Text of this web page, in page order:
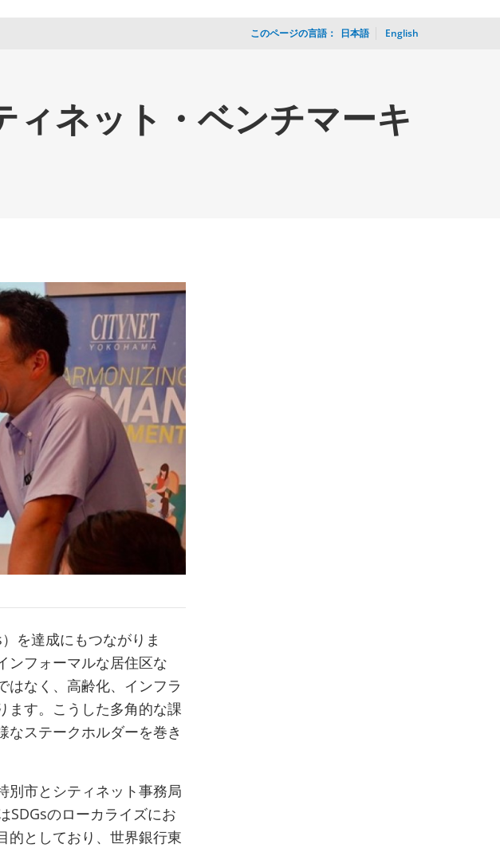
このページの言語： 日本語 English
ィネット・ベンチマーキ
を達成にもつながりま
ンフォーマルな居住区な
はなく、高齢化、インフラ
ます。こうした多角的な課
なステークホルダーを巻き
別市とシティネット事務局
SDGsのローカライズにお
的としており、世界銀行東